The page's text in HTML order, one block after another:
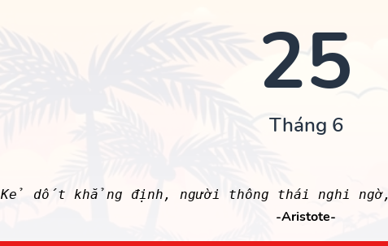
25
Tháng 6
Kẻ dốt khẳng định, người thông thái nghi
-Aristote-